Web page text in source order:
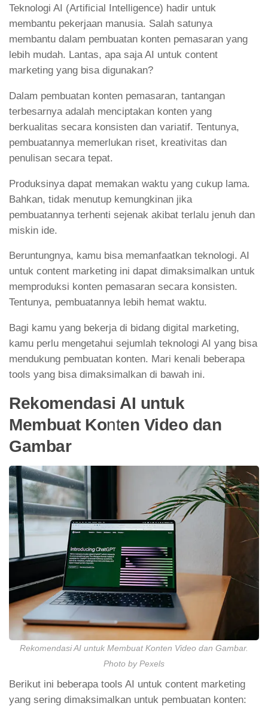
Teknologi AI (Artificial Intelligence) hadir untuk
membantu pekerjaan manusia. Salah satunya
membantu dalam pembuatan konten pemasaran yang
lebih mudah. Lantas, apa saja AI untuk content
marketing yang bisa digunakan?
Dalam pembuatan konten pemasaran, tantangan
terbesarnya adalah menciptakan konten yang
berkualitas secara konsisten dan variatif. Tentunya,
pembuatannya memerlukan riset, kreativitas dan
penulisan secara tepat.
Produksinya dapat memakan waktu yang cukup lama.
Bahkan, tidak menutup kemungkinan jika
pembuatannya terhenti sejenak akibat terlalu jenuh dan
miskin ide.
Beruntungnya, kamu bisa memanfaatkan teknologi. AI
untuk content marketing ini dapat dimaksimalkan untuk
memproduksi konten pemasaran secara konsisten.
Tentunya, pembuatannya lebih hemat waktu.
Bagi kamu yang bekerja di bidang digital marketing,
kamu perlu mengetahui sejumlah teknologi AI yang bisa
mendukung pembuatan konten. Mari kenali beberapa
tools yang bisa dimaksimalkan di bawah ini.
Rekomendasi AI untuk
Membuat Konten Video dan
Gambar
Rekomendasi AI untuk Membuat Konten Video dan Gambar.
Photo by Pexels
Berikut ini beberapa tools AI untuk content marketing
yang sering dimaksimalkan untuk pembuatan konten: